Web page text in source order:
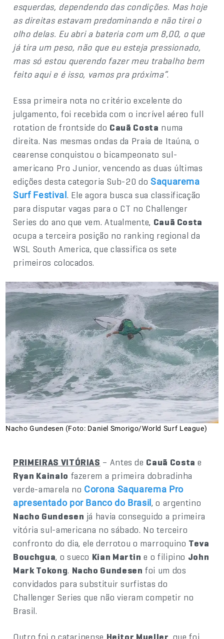
esquerdas, dependendo das condições. Mas hoje
as direitas estavam predominando e não tirei o
olho delas. Eu abri a bateria com um 8,00, o que
já tira um peso, não que eu esteja pressionado,
mas só estou querendo fazer meu trabalho bem
feito aqui e é isso, vamos pra próxima”.
Essa primeira nota no critério excelente do
julgamento, foi recebida com o incrível aéreo full
rotation de frontside do Cauã Costa numa
direita. Nas mesmas ondas da Praia de Itaúna, o
cearense conquistou o bicampeonato sul-
americano Pro Junior, vencendo as duas últimas
edições desta categoria Sub-20 do Saquarema
Surf Festival. Ele agora busca sua classificação
para disputar vagas para o CT no Challenger
Series do ano que vem. Atualmente, Cauã Costa
ocupa a terceira posição no ranking regional da
WSL South America, que classifica os sete
primeiros colocados.
Nacho Gundesen (Foto: Daniel Smorigo/World Surf League)
PRIMEIRAS VITÓRIAS – Antes de Cauã Costa e
Ryan Kainalo fazerem a primeira dobradinha
verde-amarela no Corona Saquarema Pro
apresentado por Banco do Brasil, o argentino
Nacho Gundesen já havia conseguido a primeira
vitória sul-americana no sábado. No terceiro
confronto do dia, ele derrotou o marroquino Teva
Bouchgua, o sueco Kian Martin e o filipino John
Mark Tokong. Nacho Gundesen foi um dos
convidados para substituir surfistas do
Challenger Series que não vieram competir no
Brasil.